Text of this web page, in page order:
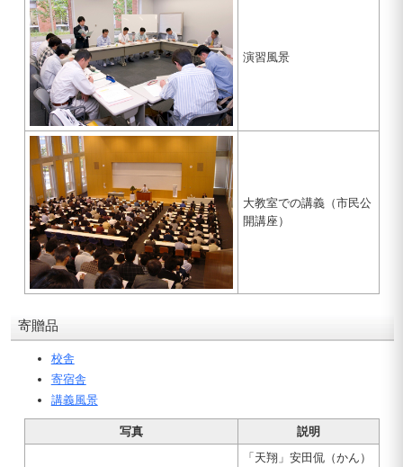
演習風景
大教室での講義（市民公
開講座）
寄贈品
校舎
寄宿舎
講義風景
写真
説明
「天翔」安田侃（かん）